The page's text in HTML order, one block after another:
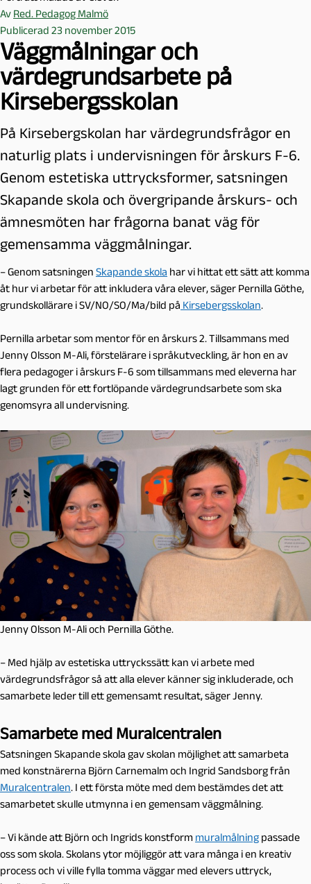
Av Red. Pedagog Malmö
Publicerad 23 november 2015
Väggmålningar och
värdegrundsarbete på
Kirsebergsskolan
På Kirsebergskolan har värdegrundsfrågor en
naturlig plats i undervisningen för årskurs F-6.
Genom estetiska uttrycksformer, satsningen
Skapande skola och övergripande årskurs- och
ämnesmöten har frågorna banat väg för
gemensamma väggmålningar.
– Genom satsningen Skapande skola har vi hittat ett sätt att komma
åt hur vi arbetar för att inkludera våra elever, säger Pernilla Göthe,
grundskollärare i SV/NO/SO/Ma/bild på Kirsebergsskolan.
Pernilla arbetar som mentor för en årskurs 2. Tillsammans med
Jenny Olsson M-Ali, förstelärare i språkutveckling, är hon en av
flera pedagoger i årskurs F-6 som tillsammans med eleverna har
lagt grunden för ett fortlöpande värdegrundsarbete som ska
genomsyra all undervisning.
Jenny Olsson M-Ali och Pernilla Göthe.
– Med hjälp av estetiska uttryckssätt kan vi arbete med
värdegrundsfrågor så att alla elever känner sig inkluderade, och
samarbete leder till ett gemensamt resultat, säger Jenny.
Samarbete med Muralcentralen
Satsningen Skapande skola gav skolan möjlighet att samarbeta
med konstnärerna Björn Carnemalm och Ingrid Sandsborg från
Muralcentralen. I ett första möte med dem bestämdes det att
samarbetet skulle utmynna i en gemensam väggmålning.
– Vi kände att Björn och Ingrids konstform muralmålning passade
oss som skola. Skolans ytor möjliggör att vara många i en kreativ
process och vi ville fylla tomma väggar med elevers uttryck,